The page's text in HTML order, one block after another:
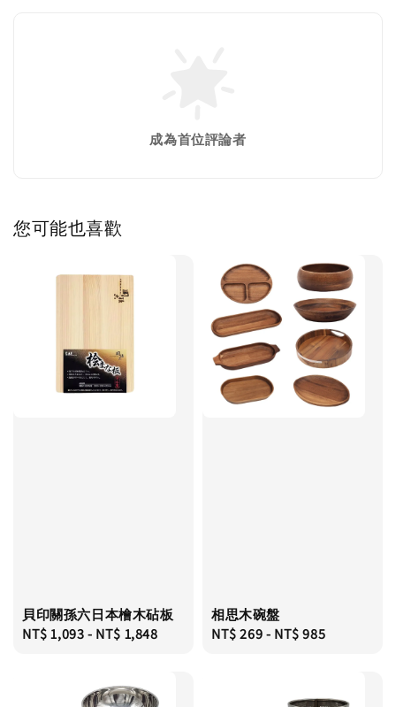
成為首位評論者
您可能也喜歡
貝印關孫六日本檜木砧板
Regular
NT$ 1,093- NT$ 1,848
相思木碗盤
Regular
NT$ 269- NT$ 985